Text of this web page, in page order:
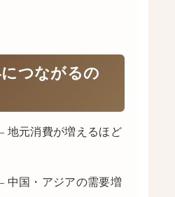
つながるの
地元消費が増えるほど
中国・アジアの需要増